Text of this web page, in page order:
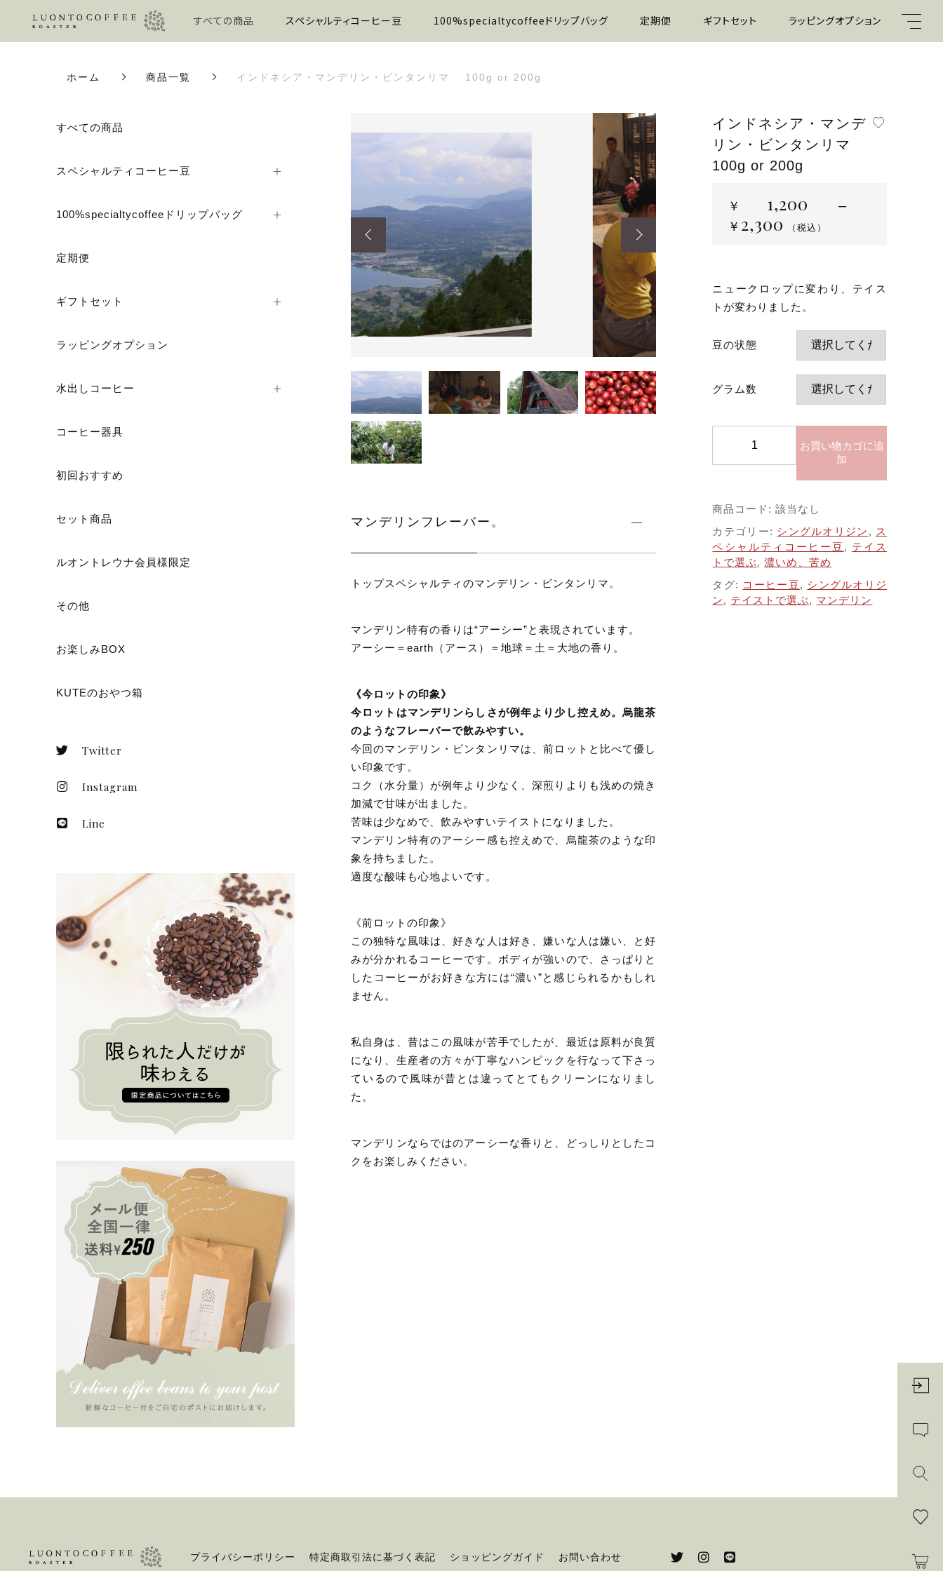
すべての商品 スペシャルティコーヒー豆 100%specialtycoffeeドリップバッグ 定期便 ギフトセット ラッピングオプション 水出
ホーム 商品一覧 インドネシア・マンデリン・ビンタンリマ 100g or 200g
マンデリンフレーバー。
トップスペシャルティのマンデリン・ビンタンリマ。
マンデリン特有の香りは“アーシー”と表現されています。
アーシー＝earth（アース）＝地球＝土＝大地の香り。
《今ロットの印象》
今ロットはマンデリンらしさが例年より少し控えめ。烏龍茶
のようなフレーバーで飲みやすい。
今回のマンデリン・ビンタンリマは、前ロットと比べて優し
い印象です。
コク（水分量）が例年より少なく、深煎りよりも浅めの焼き
加減で甘味が出ました。
苦味は少なめで、飲みやすいテイストになりました。
マンデリン特有のアーシー感も控えめで、烏龍茶のような印
象を持ちました。
適度な酸味も心地よいです。
《前ロットの印象》
この独特な風味は、好きな人は好き、嫌いな人は嫌い、と好
みが分かれるコーヒーです。ボディが強いので、さっぱりと
したコーヒーがお好きな方には“濃い”と感じられるかもしれ
ません。
私自身は、昔はこの風味が苦手でしたが、最近は原料が良質
になり、生産者の方々が丁寧なハンピックを行なって下さっ
ているので風味が昔とは違ってとてもクリーンになりまし
た。
マンデリンならではのアーシーな香りと、どっしりとしたコ
クをお楽しみください。
インドネシア・マンデ
リン・ビンタンリマ
100g or 200g
￥ 1,200 –
￥ 2,300 （税込）
ニュークロップに変わり、テイス
トが変わりました。
豆の状態
グラム数
シ
ア・
マ
ン
デ
リ
ン・
ビ
お買い物カゴに追
加
商品コード:該当なし
カテゴリー: シングルオリジン , ス
ペシャルティコーヒー豆 , テイス
トで選ぶ,濃いめ、苦め
タグ: コーヒー豆, シングルオリジ
ン, テイストで選ぶ, マンデリン
すべての商品
スペシャルティコーヒー豆
100%specialtycoffeeドリップバッグ
定期便
ギフトセット
ラッピングオプション
水出しコーヒー
コーヒー器具
初回おすすめ
セット商品
ルオントレウナ会員様限定
その他
お楽しみBOX
KUTEのおやつ箱
Twitter
Instagram
Line
インドネシア・マンデリン・ビンタンリマ 100g or 200g
プライバシーポリシー 特定商取引法に基づく表記 ショッピングガイド お問い合わせ
キーワード
子カテゴリ
価格帯
在庫あり セール